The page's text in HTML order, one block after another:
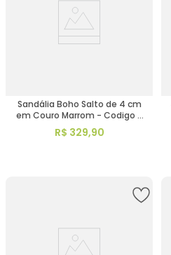
Sandália Boho Salto de 4 cm
em Couro Marrom - Codigo -
3973
R$ 329,90